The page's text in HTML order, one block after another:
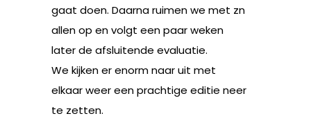
gaat doen. Daarna ruimen we met zn
allen op en volgt een paar weken
later de afsluitende evaluatie.
We kijken er enorm naar uit met
elkaar weer een prachtige editie neer
te zetten.